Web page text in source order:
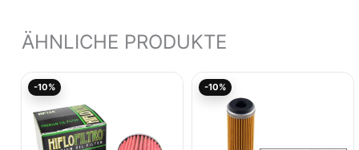
ÄHNLICHE PRODUKTE
-10%
6,33€
Aktueller
-10%
war:
6,90€